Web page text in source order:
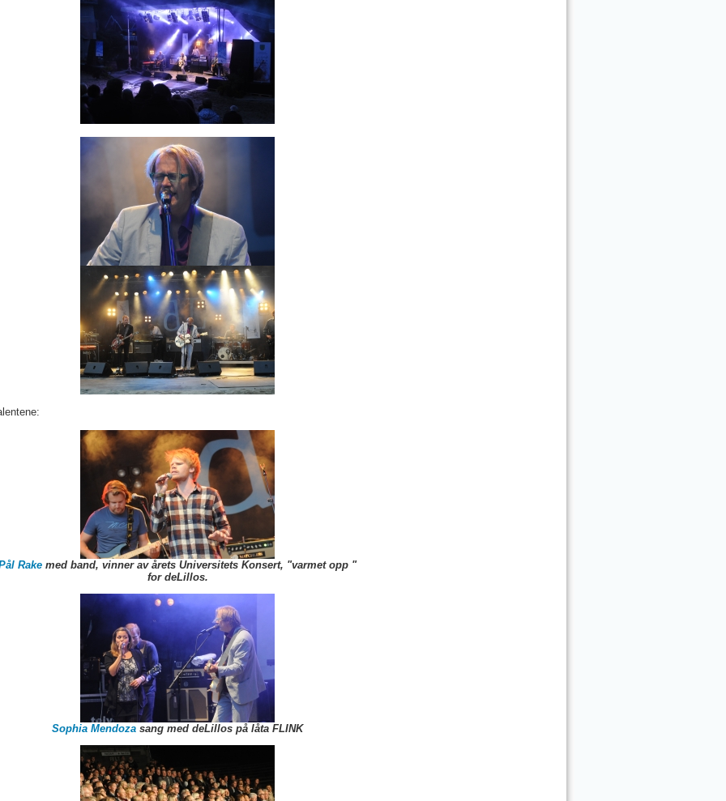
Rake med band, vinner av årets Universitets Konsert, "varmet opp "
for deLillos.
Sophia Mendoza sang med deLillos på låta FLINK